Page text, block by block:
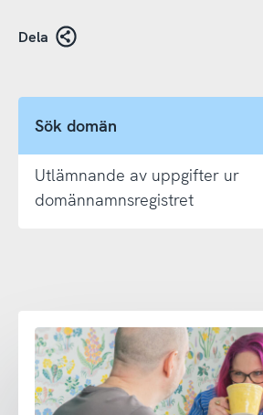
Dela
Sök domän
Utlämnande av uppgifter ur
domännamnsregistret